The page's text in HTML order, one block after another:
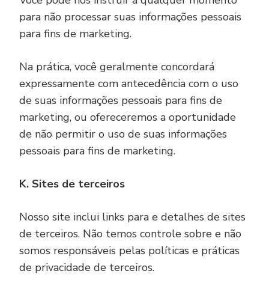
para não processar suas informações pessoais
para fins de marketing.
Na prática, você geralmente concordará
expressamente com antecedência com o uso
de suas informações pessoais para fins de
marketing, ou ofereceremos a oportunidade
de não permitir o uso de suas informações
pessoais para fins de marketing.
K. Sites de terceiros
Nosso site inclui links para e detalhes de sites
de terceiros. Não temos controle sobre e não
somos responsáveis pelas políticas e práticas
de privacidade de terceiros.